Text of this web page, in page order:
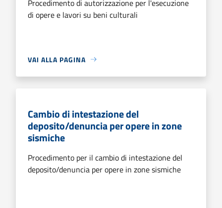
Procedimento di autorizzazione per l'esecuzione
di opere e lavori su beni culturali
VAI ALLA PAGINA
Cambio di intestazione del
deposito/denuncia per opere in zone
sismiche
Procedimento per il cambio di intestazione del
deposito/denuncia per opere in zone sismiche